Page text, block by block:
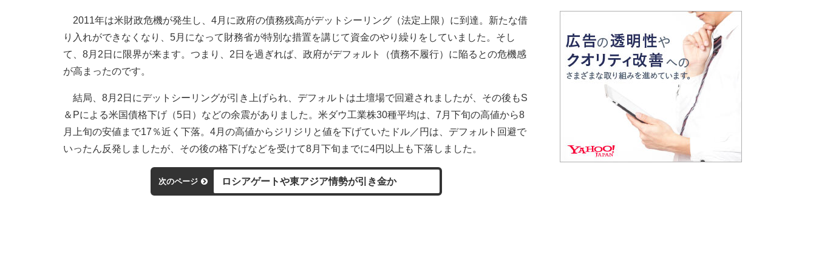
2011年は米財政危機が発生し、4月に政府の債務残高がデットシーリング（法定上限）に到達。新たな借
り入れができなくなり、5月になって財務省が特別な措置を講じて資金のやり繰りをしていました。そし
て、8月2日に限界が来ます。つまり、2日を過ぎれば、政府がデフォルト（債務不履行）に陥るとの危機感
が高まったのです。
結局、8月2日にデットシーリングが引き上げられ、デフォルトは土壇場で回避されましたが、その後もS
＆Pによる米国債格下げ（5日）などの余震がありました。米ダウ工業株30種平均は、7月下旬の高値から8
月上旬の安値まで17％近く下落。4月の高値からジリジリと値を下げていたドル／円は、デフォルト回避で
いったん反発しましたが、その後の格下げなどを受けて8月下旬までに4円以上も下落しました。
次のページ ロシアゲートや東アジア情勢が引き金か